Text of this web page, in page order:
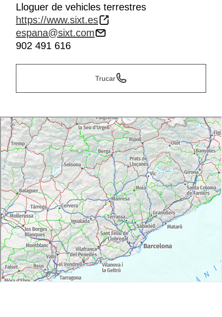
Lloguer de vehicles terrestres
https://www.sixt.es
espana@sixt.com
902 491 616
Trucar